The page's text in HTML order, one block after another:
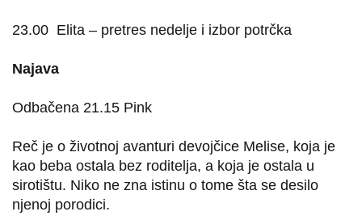
23.00 Elita – pretres nedelje i izbor potrčka
Najava
Odbačena 21.15 Pink
Reč je o životnoj avanturi devojčice Melise, koja je
kao beba ostala bez roditelja, a koja je ostala u
sirotištu. Niko ne zna istinu o tome šta se desilo
njenoj porodici.